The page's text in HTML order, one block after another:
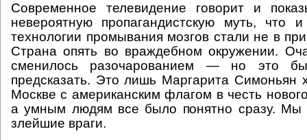
Современное телевидение говорит и
невероятную пропагандистскую муть, что
технологии промывания мозгов стали не в
Страна опять во враждебном окружении.
сменилось разочарованием — но это
предсказать. Это лишь Маргарита Симоньян
Москве с американским флагом в честь
а умным людям все было понятно сразу. Мы
злейшие враги.